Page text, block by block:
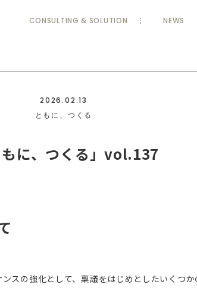
CONSULTING & SOLUTION NEWS
2026.02.13
ともに、つくる
に、つくる」vol.137
スの強化として、稟議をはじめとしたいくつ